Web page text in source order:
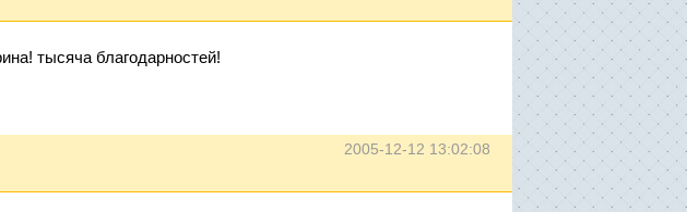
тысяча благодарностей!
2005-12-12 13:02:08